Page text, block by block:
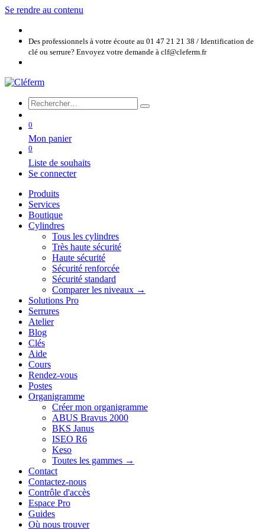
Se rendre au contenu
Des professionnels à votre écoute au 01 47 21 21 38 / Identification de
clé ou serrure? Envoyez votre demande à clf@cleferm.fr
0
Mon panier
0
Liste de souhaits
Se connecter
Produits
Services
Boutique
Cylindres
Tous les cylindres
Très haute sécurité
Haute sécurité
Sécurité renforcée
Sécurité standard
Comparer les niveaux →
Solutions Pro
Serrures
Atelier
Blog
Clés
Aide
Cours
Rendez-vous
Postes
Organigramme
Créer mon organigramme
ABUS Bravus 2000
BKS Janus
ISEO R6
Keso
Toutes les gammes →
Contact
Contactez-nous
Contrôle d'accès
Espace Pro
Guides
Où nous trouver